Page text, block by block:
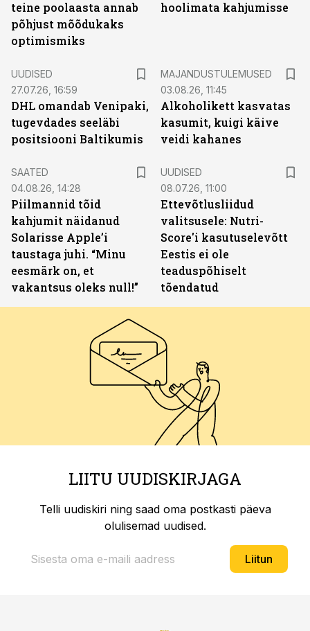
teine poolaasta annab
põhjust mõõdukaks
optimismiks
hoolimata kahjumisse
UUDISED
27.07.26, 16:59
DHL omandab Venipaki,
tugevdades seeläbi
positsiooni Baltikumis
MAJANDUSTULEMUSED
03.08.26, 11:45
Alkoholikett kasvatas
kasumit, kuigi käive
veidi kahanes
SAATED
04.08.26, 14:28
Piilmannid tõid
kahjumit näidanud
Solarisse Apple’i
taustaga juhi. “Minu
eesmärk on, et
vakantsus oleks null!”
UUDISED
08.07.26, 11:00
Ettevõtlusliidud
valitsusele: Nutri-
Score'i kasutuselevõtt
Eestis ei ole
teaduspõhiselt
tõendatud
LIITU UUDISKIRJAGA
Telli uudiskiri ning saad oma postkasti päeva
olulisemad uudised.
Liitun